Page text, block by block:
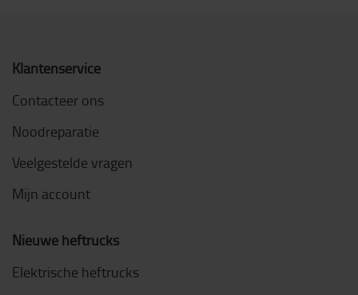
Klantenservice
Contacteer ons
Noodreparatie
Veelgestelde vragen
Mijn account
Nieuwe heftrucks
Elektrische heftrucks